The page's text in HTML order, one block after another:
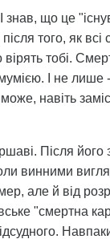
знав, що це
того, як
тобі.
І не лише
навіть
Після його
винними
але й від
"смертна